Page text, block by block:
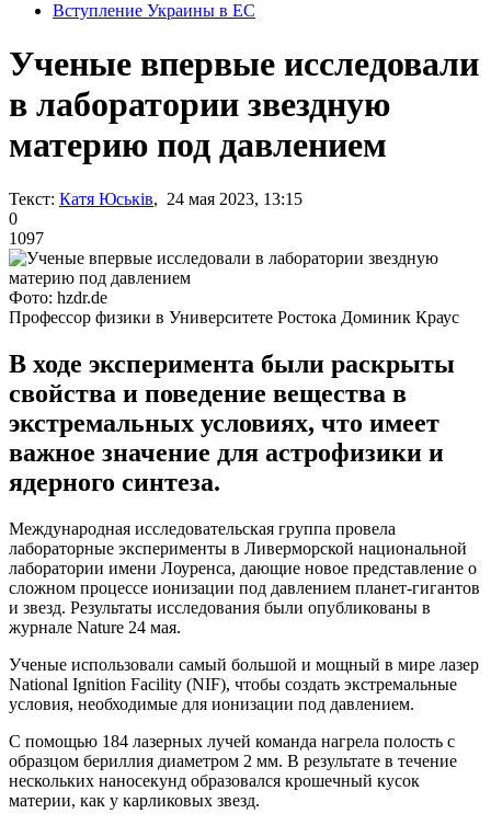
Вступление Украины в ЕС
Ученые впервые исследовали
в лаборатории звездную
материю под давлением
Текст: Катя Юськів, 24 мая 2023, 13:15
0
1097
Фото: hzdr.de
Профессор физики в Университете Ростока Доминик Краус
В ходе эксперимента были раскрыты
свойства и поведение вещества в
экстремальных условиях, что имеет
важное значение для астрофизики и
ядерного синтеза.
Международная исследовательская группа провела
лабораторные эксперименты в Ливерморской национальной
лаборатории имени Лоуренса, дающие новое представление о
сложном процессе ионизации под давлением планет-гигантов
и звезд. Результаты исследования были опубликованы в
журнале Nature 24 мая.
Ученые использовали самый большой и мощный в мире лазер
National Ignition Facility (NIF), чтобы создать экстремальные
условия, необходимые для ионизации под давлением.
С помощью 184 лазерных лучей команда нагрела полость с
образцом бериллия диаметром 2 мм. В результате в течение
нескольких наносекунд образовался крошечный кусок
материи, как у карликовых звезд.